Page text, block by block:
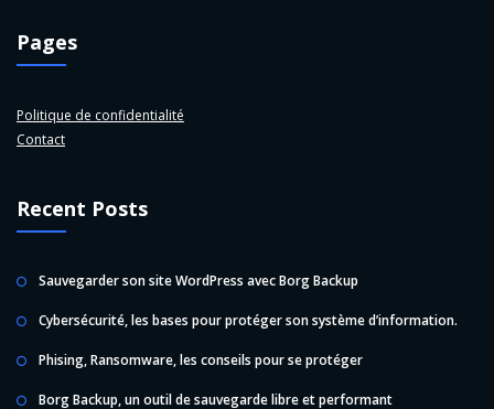
Pages
Politique de confidentialité
Contact
Recent Posts
Sauvegarder son site WordPress avec Borg Backup
Cybersécurité, les bases pour protéger son système d’information.
Phising, Ransomware, les conseils pour se protéger
Borg Backup, un outil de sauvegarde libre et performant